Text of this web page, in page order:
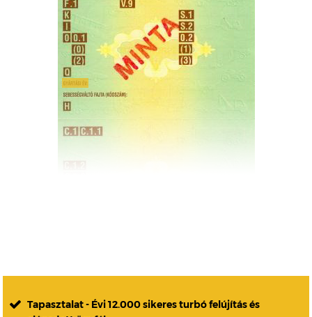
Tapasztalat - Évi 12.000 sikeres turbó felújítás és